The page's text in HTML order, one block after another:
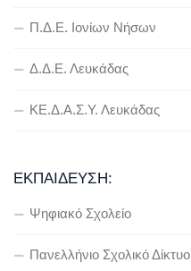
Π.Δ.Ε. Ιονίων Νήσων
Δ.Δ.Ε. Λευκάδας
ΚΕ.Δ.Α.Σ.Υ. Λευκάδας
ΕΚΠΑΊΔΕΥΣΗ:
Ψηφιακό Σχολείο
Πανελλήνιο Σχολικό Δίκτυο